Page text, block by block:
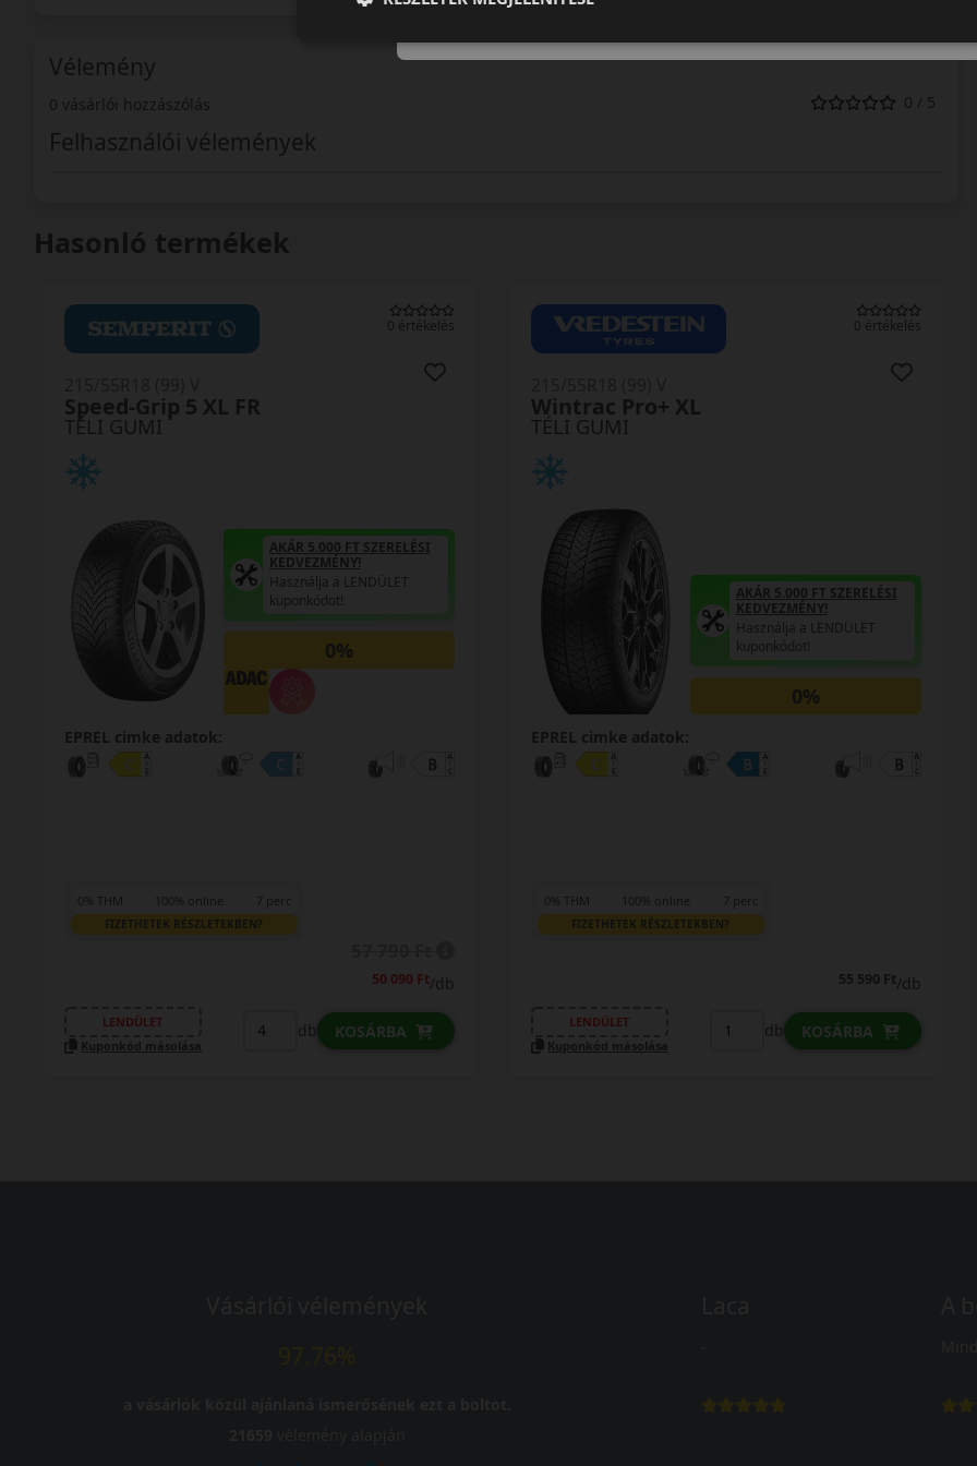
Vélemény
0 vásárlói hozzászólás 0 / 5
Felhasználói vélemények
Hasonló termékek
0 értékelés
SZERELÉSI
0 értékelés
Powergy 2 Winter XL
AKÁR 5.000 FT SZERELÉSI
Használja a LENDÜLET
EPREL cimke adatok:
0% THM 100% online
FIZETHETEK RÉSZLETEKBEN?
Kuponkód másolása
db
SP Winter Sport 5 SUV XL
Használja a
kuponkódot!
EPREL cimke adatok:
0% THM 100% online
FIZETHETEK RÉSZLETEKBEN?
Kuponkód másolása
db